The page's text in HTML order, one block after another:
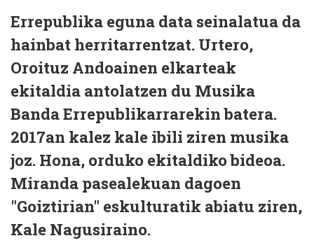
Errepublika eguna data seinalatua da
hainbat herritarrentzat. Urtero,
Oroituz Andoainen elkarteak
ekitaldia antolatzen du Musika
Banda Errepublikarrarekin batera.
2017an kalez kale ibili ziren musika
joz. Hona, orduko ekitaldiko bideoa.
Miranda pasealekuan dagoen
"Goiztirian" eskulturatik abiatu ziren,
Kale Nagusiraino.